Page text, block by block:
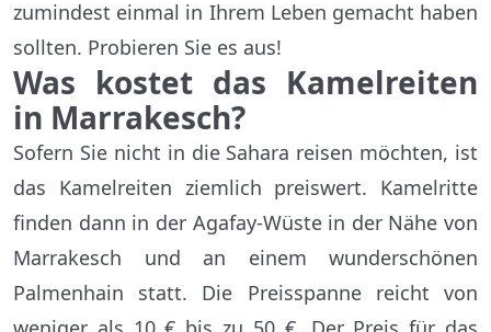
zumindest einmal in Ihrem Leben gemacht haben
sollten. Probieren Sie es aus!
Was kostet das Kamelreiten
in Marrakesch?
Sofern Sie nicht in die Sahara reisen möchten, ist
das Kamelreiten ziemlich preiswert. Kamelritte
finden dann in der Agafay-Wüste in der Nähe von
Marrakesch und an einem wunderschönen
Palmenhain statt. Die Preisspanne reicht von